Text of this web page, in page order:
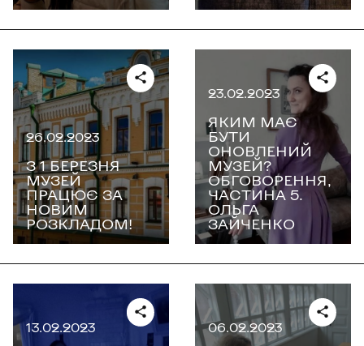
26.02.2023
З 1 БЕРЕЗНЯ
МУЗЕЙ
ПРАЦЮЄ ЗА
НОВИМ
РОЗКЛАДОМ!
23.02.2023
ЯКИМ МАЄ
БУТИ
ОНОВЛЕНИЙ
МУЗЕЙ?
ОБГОВОРЕННЯ,
ЧАСТИНА 5.
ОЛЬГА
ЗАЙЧЕНКО
13.02.2023 06.02.2023